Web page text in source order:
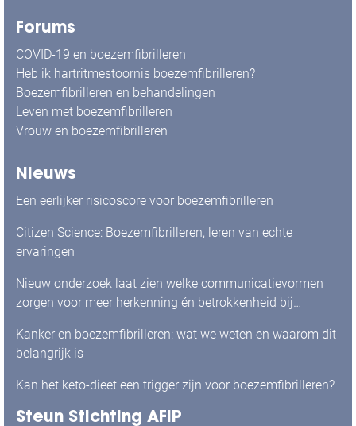
Forums
COVID-19 en boezemfibrilleren
Heb ik hartritmestoornis boezemfibrilleren?
Boezemfibrilleren en behandelingen
Leven met boezemfibrilleren
Vrouw en boezemfibrilleren
Nieuws
Een eerlijker risicoscore voor boezemfibrilleren
Citizen Science: Boezemfibrilleren, leren van echte
ervaringen
Nieuw onderzoek laat zien welke communicatievormen
zorgen voor meer herkenning én betrokkenheid bij
Kanker en boezemfibrilleren: wat we weten en waarom dit
belangrijk is
Kan het keto-dieet een trigger zijn voor boezemfibrilleren?
Steun Stichting AFIP